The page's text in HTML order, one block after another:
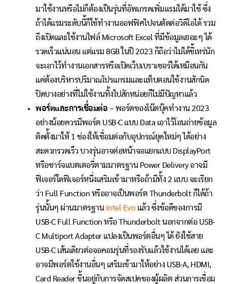
มาใช้งานหรือไม่ก็ต้องเป็นรุ่นที่อัพเกรดเพิ่มแรมได้มาใช้ ซึ่ง
ถ้าได้แรมระดับนี้ก็ใช้ทำงานออฟฟิศไปจนตัดต่อวิดีโอได้ รวม
ถึงเปิดและใช้งานไฟล์ Microsoft Excel ที่มีข้อมูลเยอะๆ ได้
รวดเร็วแน่นอน แต่แรม 8GB ในปี 2023 ก็ถือว่าไม่ได้ขี้เหร่นัก
จะเอาไว้ทำงานเอกสารหรือเปิดเว็บเบราเซอร์ได้เหมือนกัน
แค่ต้องบริหารปริมาณโปรแกรมและแท็บตอนใช้งานสักนิด
ปิดบางอย่างที่ไม่ใช้งานทิ้งไปสักหน่อยก็ไม่มีปัญหาแล้ว
พอร์ตและการเชื่อมต่อ – พอร์ตของโน๊ตบุ๊คทำงาน 2023
อย่างน้อยควรมีพอร์ต USB-C แบบ Data เอาไว้โอนถ่ายข้อมูล
ติดตั้งมาให้ 1 ช่องให้เชื่อมต่อกับอุปกรณ์ยุคใหม่ๆ ได้อย่าง
สะดวกรวดเร็ว บางรุ่นอาจต่อหน้าจอแยกแบบ DisplayPort
หรือชาร์จแบตเตอรี่ตามมาตรฐาน Power Delivery อาจมี
ฟีเจอร์ใดฟีเจอร์หนึ่งเสริมเข้ามาหรือถ้ามีทั้ง 2 แบบ จะเรียก
ว่า Full Function หรืออาจเป็นพอร์ต Thunderbolt ก็ได้ถ้า
รุ่นนั้นๆ ผ่านมาตรฐาน Intel Evoแล้ว ซึ่งข้อดีของการมี
USB-C Full Function หรือ Thunderbolt นอกจากต่อ USB-
C Multiport Adapter แปลงเป็นพอร์ตอื่นๆ ได้ ยังใช้สาย
USB-C เส้นเดียวต่อจอคอมรุ่นที่รองรับแล้วใช้งานได้เลย และ
อาจมีพอร์ตใช้งานอื่นๆ เสริมเข้ามาให้อย่าง USB-A, HDMI,
Card Reader ขึ้นอยู่กับการจัดสเปคของผู้ผลิต ส่วนการเชื่อม